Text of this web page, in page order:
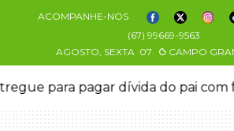
ACOMPANHE-NOS
(67) 99669-9563
AGOSTO, SEXTA 07 CAMPO
para pagar dívida do pai com